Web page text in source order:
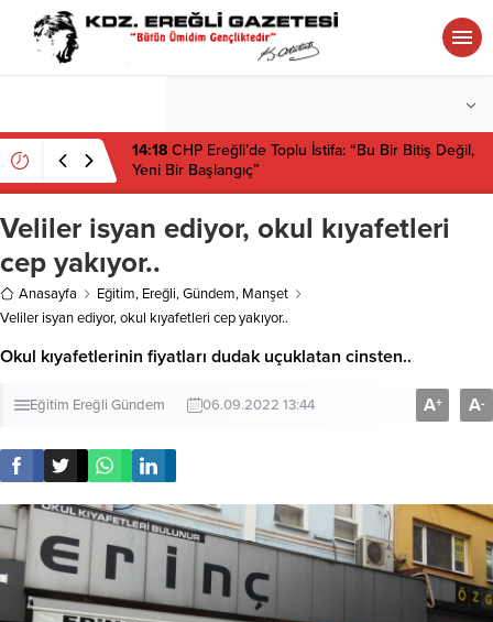
14:18 CHP Ereğli’de Toplu İstifa: “Bu Bir Bitiş Değil,
Yeni Bir Başlangıç”
Veliler isyan ediyor, okul kıyafetleri
cep yakıyor..
Anasayfa Eğitim, Ereğli,Gündem, Manşet
Veliler isyan ediyor, okul kıyafetleri cep yakıyor..
Okul kıyafetlerinin fiyatları dudak uçuklatan cinsten..
Eğitim Ereğli Gündem 06.09.2022 13:44 A+ A-